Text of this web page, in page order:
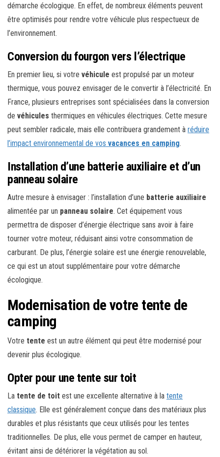
démarche écologique. En effet, de nombreux éléments peuvent
être optimisés pour rendre votre véhicule plus respectueux de
l’environnement.
Conversion du fourgon vers l’électrique
En premier lieu, si votre véhicule est propulsé par un moteur
thermique, vous pouvez envisager de le convertir à l’électricité. En
France, plusieurs entreprises sont spécialisées dans la conversion
de véhicules thermiques en véhicules électriques. Cette mesure
peut sembler radicale, mais elle contribuera grandement à réduire
l’impact environnemental de vos vacances en camping.
Installation d’une batterie auxiliaire et d’un
panneau solaire
Autre mesure à envisager : l’installation d’une batterie auxiliaire
alimentée par un panneau solaire. Cet équipement vous
permettra de disposer d’énergie électrique sans avoir à faire
tourner votre moteur, réduisant ainsi votre consommation de
carburant. De plus, l’énergie solaire est une énergie renouvelable,
ce qui est un atout supplémentaire pour votre démarche
écologique.
Modernisation de votre tente de
camping
Votre tente est un autre élément qui peut être modernisé pour
devenir plus écologique.
Opter pour une tente sur toit
La tente de toit est une excellente alternative à la tente
classique. Elle est généralement conçue dans des matériaux plus
durables et plus résistants que ceux utilisés pour les tentes
traditionnelles. De plus, elle vous permet de camper en hauteur,
évitant ainsi de détériorer la végétation au sol.